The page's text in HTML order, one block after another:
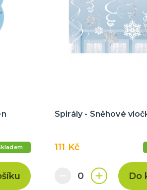
Spirály - Sněhové
111 Kč
Do